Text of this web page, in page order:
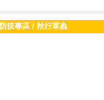
防疫專區 / 秋行軍蟲